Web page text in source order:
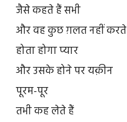
जैसे कहते हैं सभी
और वह कुछ ग़लत नहीं करते
होता होगा प्यार
और उसके होने पर यक़ीन
पूरम-पूर
तभी कह लेते हैं